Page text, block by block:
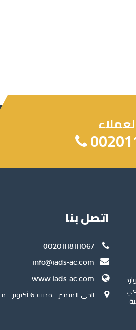
اتصل بنا
00201118111067
info@iads-ac.com
www.iads-ac.com
الحي المتميز - مدينة 6 أكتوبر - مصر